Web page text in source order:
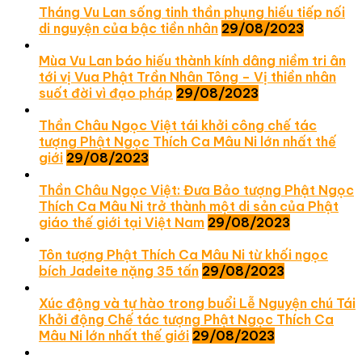
Tháng Vu Lan sống tinh thần phụng hiếu tiếp nối
di nguyện của bậc tiền nhân 29/08/2023
Mùa Vu Lan báo hiếu thành kính dâng niềm tri ân
tới vị Vua Phật Trần Nhân Tông – Vị thiền nhân
suốt đời vì đạo pháp 29/08/2023
Thần Châu Ngọc Việt tái khởi công chế tác
tượng Phật Ngọc Thích Ca Mâu Ni lớn nhất thế
giới 29/08/2023
Thần Châu Ngọc Việt: Đưa Bảo tượng Phật Ngọc
Thích Ca Mâu Ni trở thành một di sản của Phật
giáo thế giới tại Việt Nam 29/08/2023
Tôn tượng Phật Thích Ca Mâu Ni từ khối ngọc
bích Jadeite nặng 35 tấn 29/08/2023
Xúc động và tự hào trong buổi Lễ Nguyện chú Tái
Khởi động Chế tác tượng Phật Ngọc Thích Ca
Mâu Ni lớn nhất thế giới 29/08/2023